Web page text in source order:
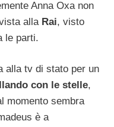
Anna Oxa non
alla Rai, visto
le parti.
alla tv di stato per un
con le stelle,
momento sembra
è a